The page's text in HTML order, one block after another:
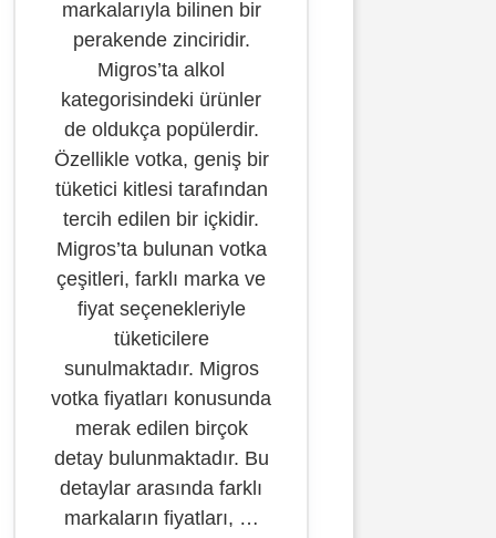
markalarıyla bilinen bir
perakende zinciridir.
Migros’ta alkol
kategorisindeki ürünler
de oldukça popülerdir.
Özellikle votka, geniş bir
tüketici kitlesi tarafından
tercih edilen bir içkidir.
Migros’ta bulunan votka
çeşitleri, farklı marka ve
fiyat seçenekleriyle
tüketicilere
sunulmaktadır. Migros
votka fiyatları konusunda
merak edilen birçok
detay bulunmaktadır. Bu
detaylar arasında farklı
markaların fiyatları, …